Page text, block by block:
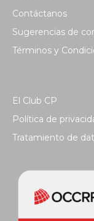
Contáctanos
Sugerencias de
Términos y
El Club CP
Política de
Tratamiento de